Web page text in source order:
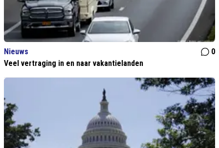
Nieuws
0
Veel vertraging in en naar vakantielanden